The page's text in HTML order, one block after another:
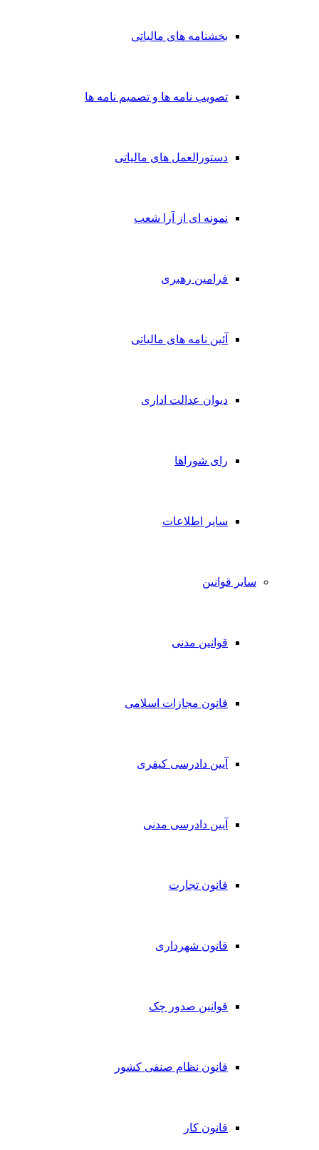
بخشنامه های مالیاتی
تصویب نامه ها و تصمیم نامه ها
دستورالعمل های مالیاتی
نمونه ای از آرا شعب
فرامین رهبری
آئین نامه های مالیاتی
دیوان عدالت اداری
رای شوراها
سایر اطلاعات
سایر قوانین
قوانین مدنی
قانون مجازات اسلامی
آیین دادرسی کیفری
آیین دادرسی مدنی
قانون تجارت
قانون شهرداری
قوانین صدور چک
قانون نظام صنفی کشور
قانون کار